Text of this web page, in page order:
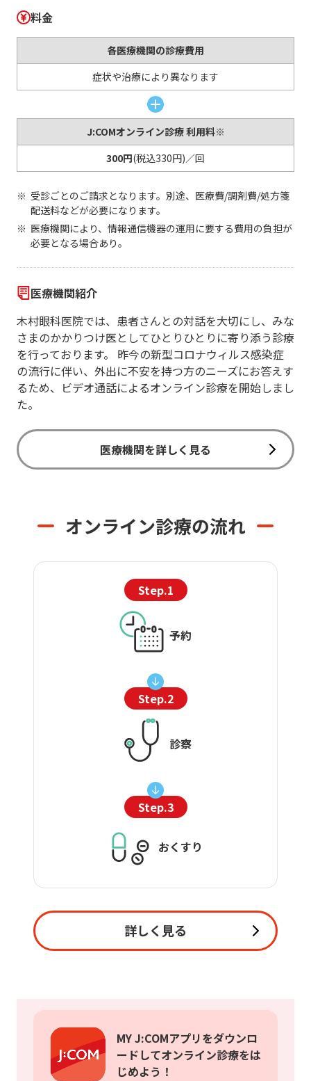
料金
各医療機関の診療費用
症状や治療により異なります
J:COMオンライン診療 利用料※
300円(税込330円)／回
受診ごとのご請求となります。別途、医療費/調剤費/処方箋
配送料などが必要になります。
医療機関により、情報通信機器の運用に要する費用の負担が
必要となる場合あり。
医療機関紹介
木村眼科医院では、患者さんとの対話を大切にし、みな
さまのかかりつけ医としてひとりひとりに寄り添う診療
を行っております。 昨今の新型コロナウィルス感染症
の流行に伴い、外出に不安を持つ方のニーズにお答えす
るため、ビデオ通話によるオンライン診療を開始しまし
た。
医療機関を詳しく見る
オンライン診療の流れ
Step.1
予約
Step.2
診察
Step.3
おくすり
詳しく見る
MY J:COMアプリをダウンロ
ードしてオンライン診療をは
じめよう！